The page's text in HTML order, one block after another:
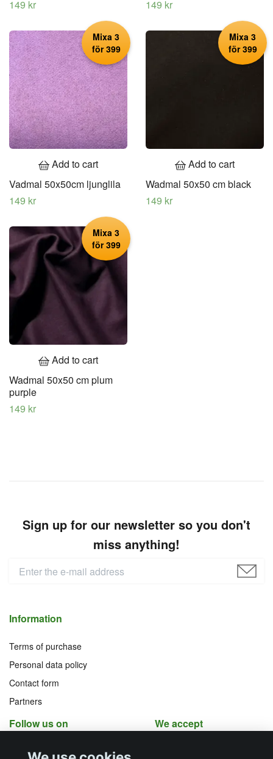
149 kr
149 kr
Mixa 3
för 399
Add to cart
Vadmal 50x50cm ljunglila
149 kr
Mixa 3
för 399
Add to cart
Wadmal 50x50 cm black
149 kr
Mixa 3
för 399
Add to cart
Wadmal 50x50 cm plum
purple
149 kr
Sign up for our newsletter so you don't
miss anything!
Information
Terms of purchase
Personal data policy
Contact form
Partners
Follow us on We accept